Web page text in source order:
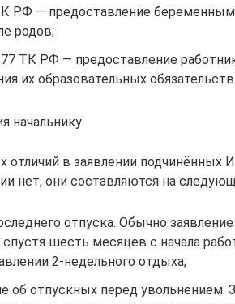
РФ — предоставление
родов;
ТК РФ — предоставление
их образовательных обязательств.
начальнику
отличий в заявлении подчинённых
нет, они составляются на
отпуска. Обычно
шесть месяцев с начала
2-недельного отдыха;
об отпускных перед увольнением.